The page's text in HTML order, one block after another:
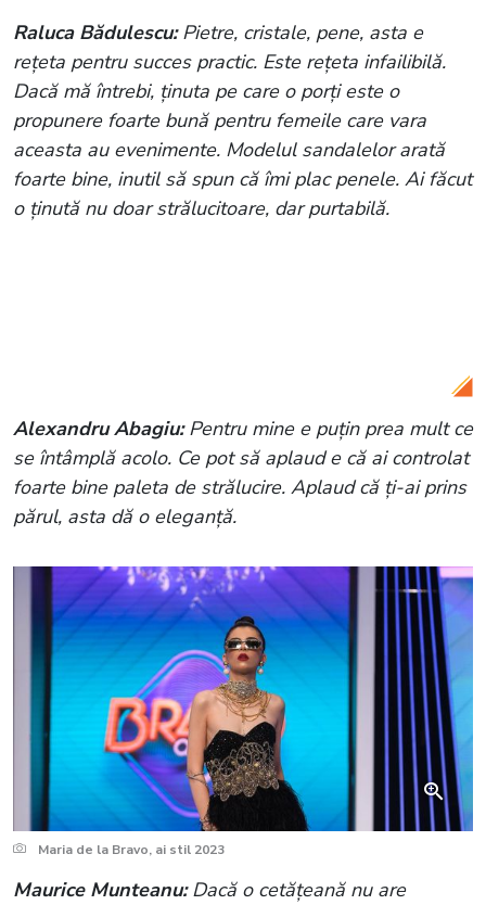
Raluca Bădulescu:Pietre, cristale, pene, asta e
rețeta pentru succes practic. Este rețeta infailibilă.
Dacă mă întrebi, ținuta pe care o porți este o
propunere foarte bună pentru femeile care vara
aceasta au evenimente. Modelul sandalelor arată
foarte bine, inutil să spun că îmi plac penele. Ai făcut
o ținută nu doar strălucitoare, dar purtabilă.
Alexandru Abagiu:Pentru mine e puțin prea mult ce
se întâmplă acolo. Ce pot să aplaud e că ai controlat
foarte bine paleta de strălucire. Aplaud că ți-ai prins
părul, asta dă o eleganță.
Maria de la Bravo, ai stil 2023
Maurice Munteanu:Dacă o cetățeană nu are